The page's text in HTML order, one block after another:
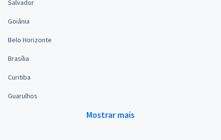
Salvador
Goiânia
Belo Horizonte
Brasília
Curitiba
Guarulhos
Mostrar mais